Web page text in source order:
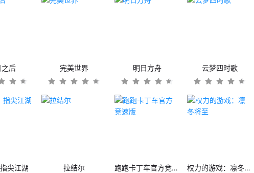
后 完美世界 明日方舟 云梦四时歌
尖江湖 拉结尔 跑跑卡丁车官方竞速版 权力的游戏：凛冬将至